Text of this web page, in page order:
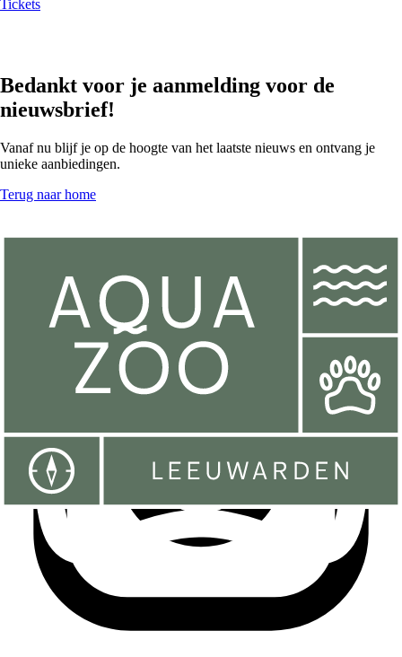
Tickets
Bedankt voor je aanmelding voor de
nieuwsbrief!
Vanaf nu blijf je op de hoogte van het laatste nieuws en ontvang je
unieke aanbiedingen.
Terug naar home
Volg ons op